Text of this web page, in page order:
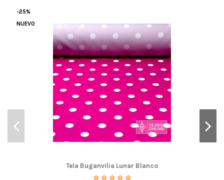
-25%
NUEVO
Tela Buganvilia Lunar Blanco